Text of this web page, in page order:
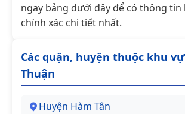
ngay bảng dưới đây để có thông tin
chính xác chi tiết nhất.
Các quận, huyện thuộc khu
Thuận
Huyện Hàm Tân